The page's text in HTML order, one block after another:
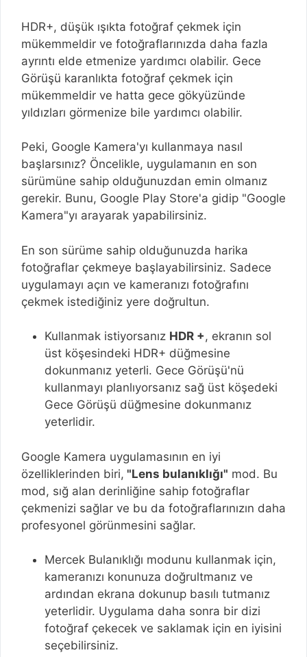
HDR+, düşük ışıkta fotoğraf çekmek için
mükemmeldir ve fotoğraflarınızda daha fazla
ayrıntı elde etmenize yardımcı olabilir. Gece
Görüşü karanlıkta fotoğraf çekmek için
mükemmeldir ve hatta gece gökyüzünde
yıldızları görmenize bile yardımcı olabilir.
Peki, Google Kamera'yı kullanmaya nasıl
başlarsınız? Öncelikle, uygulamanın en son
sürümüne sahip olduğunuzdan emin olmanız
gerekir. Bunu, Google Play Store'a gidip "Google
Kamera"yı arayarak yapabilirsiniz.
En son sürüme sahip olduğunuzda harika
fotoğraflar çekmeye başlayabilirsiniz. Sadece
uygulamayı açın ve kameranızı fotoğrafını
çekmek istediğiniz yere doğrultun.
Kullanmak istiyorsanız HDR +, ekranın sol
üst köşesindeki HDR+ düğmesine
dokunmanız yeterli. Gece Görüşü'nü
kullanmayı planlıyorsanız sağ üst köşedeki
Gece Görüşü düğmesine dokunmanız
yeterlidir.
Google Kamera uygulamasının en iyi
özelliklerinden biri, "Lens bulanıklığı" mod. Bu
mod, sığ alan derinliğine sahip fotoğraflar
çekmenizi sağlar ve bu da fotoğraflarınızın daha
profesyonel görünmesini sağlar.
Mercek Bulanıklığı modunu kullanmak için,
kameranızı konunuza doğrultmanız ve
ardından ekrana dokunup basılı tutmanız
yeterlidir. Uygulama daha sonra bir dizi
fotoğraf çekecek ve saklamak için en iyisini
seçebilirsiniz.